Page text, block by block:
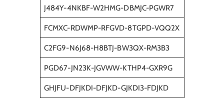
J484Y-4NKBF-W2HMG-DBMJC-PGWR7
FCMXC-RDWMP-RFGVD-8TGPD-VQQ2X
C2FG9-N6J68-H8BTJ-BW3QX-RM3B3
PGD67-JN23K-JGVWW-KTHP4-GXR9G
GHJFU-DFJKDI-DFJKD-GJKDI3-FDJKD